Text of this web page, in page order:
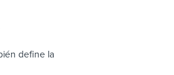
define la